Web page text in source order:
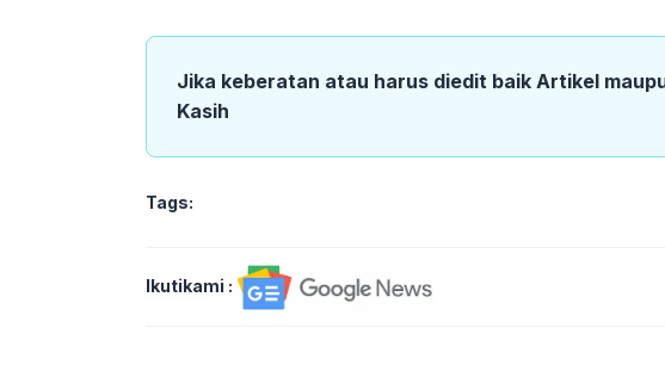
Jika keberatan atau harus diedit baik Artikel
Kasih
Tags:
Ikutikami :